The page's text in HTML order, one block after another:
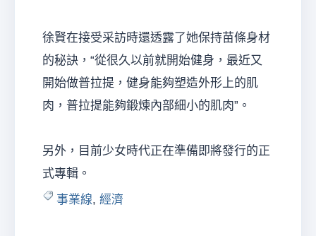
徐賢在接受采訪時還透露了她保持苗條身材
的秘訣，“從很久以前就開始健身，最近又
開始做普拉提，健身能夠塑造外形上的肌
肉，普拉提能夠鍛煉內部細小的肌肉”。
另外，目前少女時代正在準備即將發行的正
式專輯。
事業線, 經濟